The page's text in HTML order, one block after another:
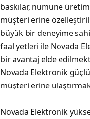
baskılar, numune
müşterilerine
büyük bir deneyime
faaliyetleri ile Novada
bir avantaj elde
Novada Elektronik
müşterilerine
Novada Elektronik